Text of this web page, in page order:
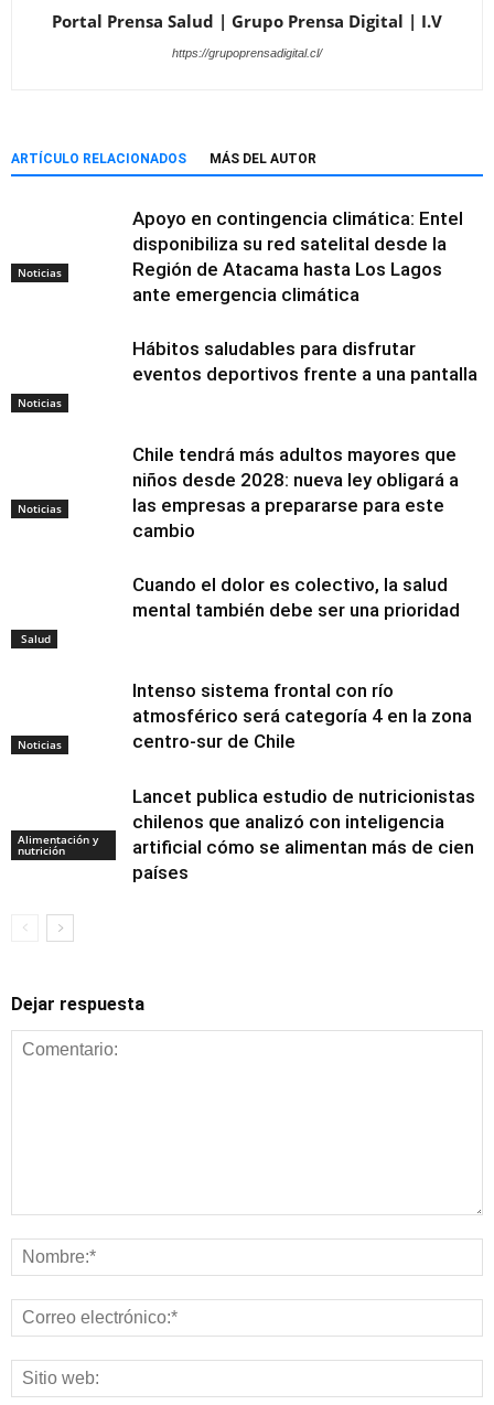
Portal Prensa Salud | Grupo Prensa Digital | I.V
https://grupoprensadigital.cl/
ARTÍCULO RELACIONADOS MÁS DEL AUTOR
Noticias
Apoyo en contingencia climática: Entel
disponibiliza su red satelital desde la
Región de Atacama hasta Los Lagos
ante emergencia climática
Noticias
Hábitos saludables para disfrutar
eventos deportivos frente a una pantalla
Noticias
Chile tendrá más adultos mayores que
niños desde 2028: nueva ley obligará a
las empresas a prepararse para este
cambio
Salud
Cuando el dolor es colectivo, la salud
mental también debe ser una prioridad
Noticias
Intenso sistema frontal con río
atmosférico será categoría 4 en la zona
centro-sur de Chile
Alimentación y
nutrición
Lancet publica estudio de nutricionistas
chilenos que analizó con inteligencia
artificial cómo se alimentan más de cien
países
Dejar respuesta